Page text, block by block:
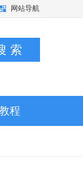
网站导航
索
程